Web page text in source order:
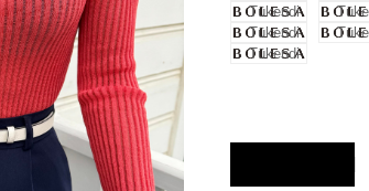
Tükendi
Tükendi
Tükendi